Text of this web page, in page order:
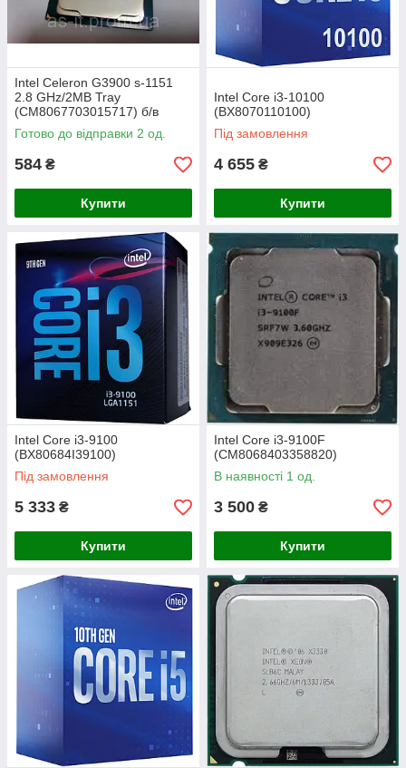
Intel Celeron G3900 s-1151
2.8 GHz/2MB Tray
(CM8067703015717) б/в
Готово до відправки 2 од.
584 ₴
Купити
Intel Core i3-10100
(BX8070110100)
Під замовлення
4 655 ₴
Купити
Intel Core i3-9100
(BX80684I39100)
Під замовлення
5 333 ₴
Купити
Intel Core i3-9100F
(CM8068403358820)
В наявності 1 од.
3 500 ₴
Купити